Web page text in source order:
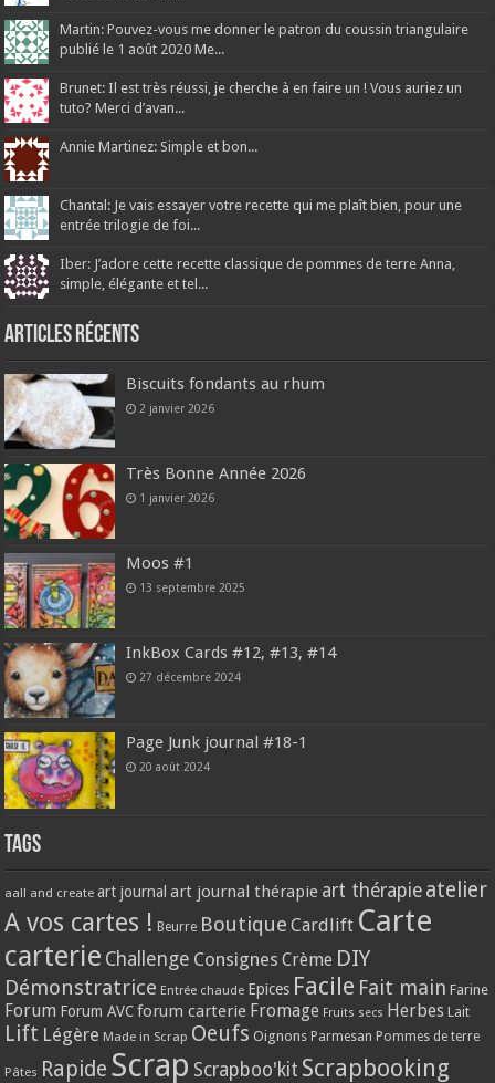
Martin: Pouvez-vous me donner le patron du coussin triangulaire
publié le 1 août 2020 Me...
Brunet: Il est très réussi, je cherche à en faire un ! Vous auriez un
tuto? Merci d’avan...
Annie Martinez: Simple et bon...
Chantal: Je vais essayer votre recette qui me plaît bien, pour une
entrée trilogie de foi...
Iber: J’adore cette recette classique de pommes de terre Anna,
simple, élégante et tel...
Articles récents
Biscuits fondants au rhum
2 janvier 2026
Très Bonne Année 2026
1 janvier 2026
Moos #1
13 septembre 2025
InkBox Cards #12, #13, #14
27 décembre 2024
Page Junk journal #18-1
20 août 2024
Tags
aall and create art journal art journal thérapie art thérapie atelier
A vos cartes ! Beurre Boutique Cardlift Carte
carterie Challenge Consignes Crème DIY
Démonstratrice Entrée chaude Epices Facile Fait main Farine
Forum Forum AVC forum carterie Fromage Fruits secs Herbes Lait
Lift Légère Made in Scrap Oeufs Oignons Parmesan Pommes de terre
Pâtes Rapide Scrap Scrapboo'kit Scrapbooking